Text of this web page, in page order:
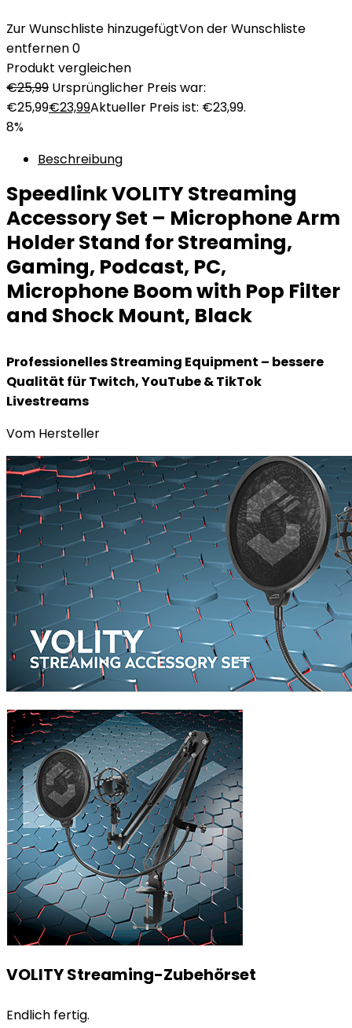
Zur Wunschliste hinzugefügtVon der Wunschliste
entfernen0
Produkt vergleichen
€25,99 Ursprünglicher Preis war:
€25,99€23,99Aktueller Preis ist: €23,99.
8%
Beschreibung
Speedlink VOLITY Streaming
Accessory Set – Microphone Arm
Holder Stand for Streaming,
Gaming, Podcast, PC,
Microphone Boom with Pop Filter
and Shock Mount, Black
Professionelles Streaming Equipment – bessere
Qualität für Twitch, YouTube & TikTok
Livestreams
Vom Hersteller
VOLITY Streaming-Zubehörset
Endlich fertig.